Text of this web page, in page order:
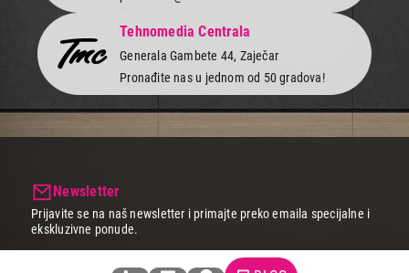
Neto/bruto težina 41,8/43 kg
Tehnomedia Centrala
Generala Gambete 44, Zaječar
Pronađite nas u jednom od 50 gradova!
Newsletter
Prijavite se na naš newsletter i primajte preko emaila specijalne i
ekskluzivne ponude.